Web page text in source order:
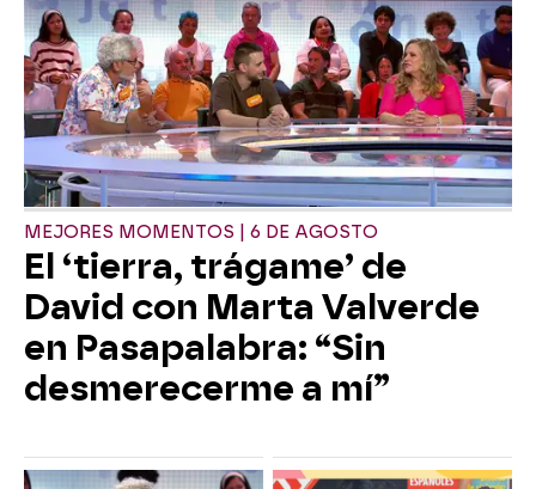
MEJORES MOMENTOS | 6 DE AGOSTO
El ‘tierra, trágame’ de
David con Marta Valverde
en Pasapalabra: “Sin
desmerecerme a mí”